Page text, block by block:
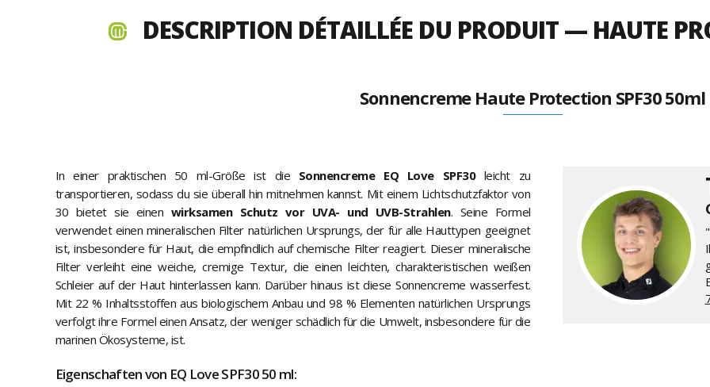
DESCRIPTION DÉTAILLÉE DU PRODUIT — HAUTE
Sonnencreme Haute Protection SPF30 50ml
In einer praktischen 50 ml-Größe ist die Sonnencreme EQ Love SPF30leicht zu
transportieren, sodass du sie überall hin mitnehmen kannst. Mit einem Lichtschutzfaktor von
30 bietet sie einen wirksamen Schutz vor UVA- und UVB-Strahlen. Seine Formel
verwendet einen mineralischen Filter natürlichen Ursprungs, der für alle Hauttypen geeignet
ist, insbesondere für Haut, die empfindlich auf chemische Filter reagiert. Dieser mineralische
Filter verleiht eine weiche, cremige Textur, die einen leichten, charakteristischen weißen
Schleier auf der Haut hinterlassen kann. Darüber hinaus ist diese Sonnencreme wasserfest.
Mit 22 % Inhaltsstoffen aus biologischem Anbau und 98 % Elementen natürlichen Ursprungs
verfolgt ihre Formel einen Ansatz, der weniger schädlich für die Umwelt, insbesondere für die
marinen Ökosysteme, ist.
Eigenschaften von EQ Love SPF30 50 ml: